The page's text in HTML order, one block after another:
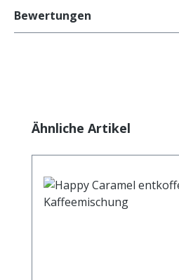
Bewertungen
Produktgalerie überspringen
Ähnliche Artikel